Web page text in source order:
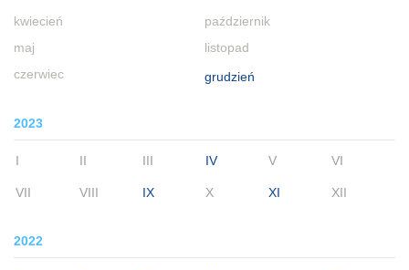
kwiecień
maj
czerwiec
październik
listopad
grudzień
2023
I II III IV V VI
VII VIII IX X XI XII
2022